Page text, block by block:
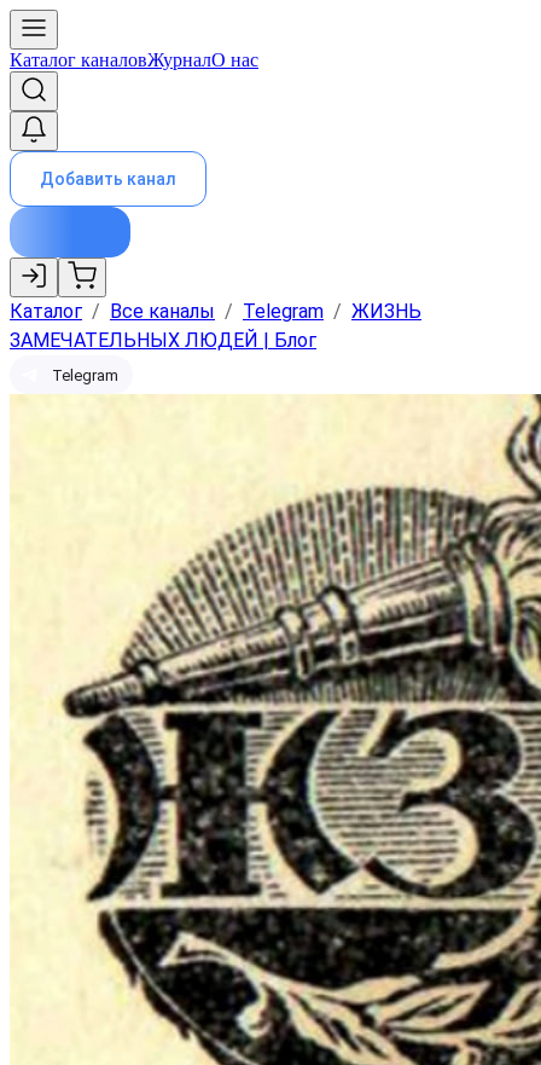
Каталог каналовЖурналО нас
Добавить канал
Каталог / Все каналы / Telegram / ЖИЗНЬ
ЗАМЕЧАТЕЛЬНЫХ ЛЮДЕЙ | Блог
Telegram